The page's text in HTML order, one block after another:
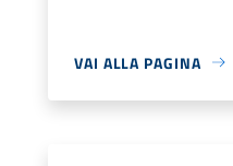
VAI ALLA PAGINA